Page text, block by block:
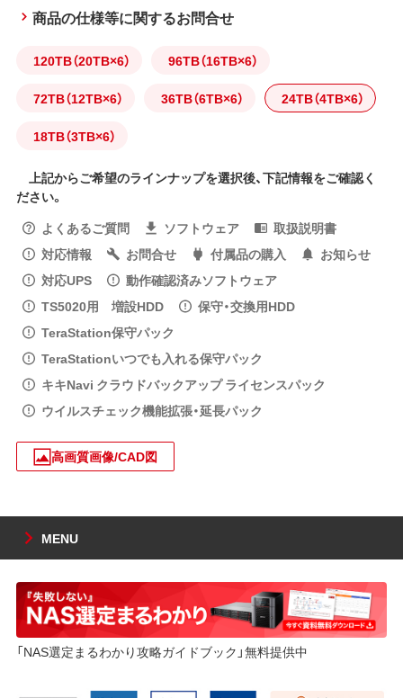
商品の仕様等に関するお問合せ
120TB（20TB×6） 96TB（16TB×6）
72TB（12TB×6） 36TB（6TB×6） 24TB（4TB×6）
18TB（3TB×6）
上記からご希望のラインナップを選択後、下記情報をご確認く
ださい。
よくあるご質問
ソフトウェア
取扱説明書
対応情報
お問合せ 付属品の購入
お知らせ
対応UPS
動作確認済みソフトウェア
TS5020用 増設HDD
保守・交換用HDD
TeraStation保守パック
TeraStationいつでも入れる保守パック
キキNavi クラウドバックアップ ライセンスパック
ウイルスチェック機能拡張・延長パック
高画質画像/CAD図
MENU
「NAS選定まるわかり攻略ガイドブック」無料提供中